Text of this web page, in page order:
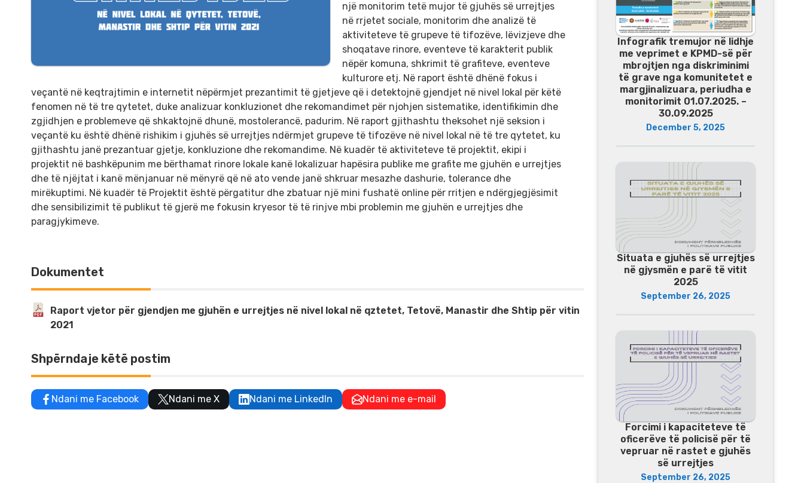
një monitorim tetë mujor të gjuhës së urrejtjes
në rrjetet sociale, monitorim dhe analizë të
aktiviteteve të grupeve të tifozëve, lëvizjeve dhe
shoqatave rinore, eventeve të karakterit publik
nëpër komuna, shkrimit të grafiteve, eventeve
kulturore etj. Në raport është dhënë fokus i
veçantë në keqtrajtimin e internetit nëpërmjet prezantimit të gjetjeve që i detektojnë gjendjet në nivel lokal për këtë
fenomen në të tre qytetet, duke analizuar konkluzionet dhe rekomandimet për njohjen sistematike, identifikimin dhe
zgjidhjen e problemeve që shkaktojnë dhunë, mostolerancë, padurim. Në raport gjithashtu theksohet një seksion i
veçantë ku është dhënë rishikim i gjuhës së urrejtjes ndërmjet grupeve të tifozëve në nivel lokal në të tre qytetet, ku
gjithashtu janë prezantuar gjetje, konkluzione dhe rekomandime. Në kuadër të aktiviteteve të projektit, ekipi i
projektit në bashkëpunim me bërthamat rinore lokale kanë lokalizuar hapësira publike me grafite me gjuhën e urrejtjes
dhe të njëjtat i kanë mënjanuar në mënyrë që në ato vende janë shkruar mesazhe dashurie, tolerance dhe
mirëkuptimi. Në kuadër të Projektit është përgatitur dhe zbatuar një mini fushatë online për rritjen e ndërgjegjësimit
dhe sensibilizimit të publikut të gjerë me fokusin kryesor të të rinjve mbi problemin me gjuhën e urrejtjes dhe
paragjykimeve.
Dokumentet
Raport vjetor për gjendjen me gjuhën e urrejtjes në nivel lokal në qztetet, Tetovë, Manastir dhe Shtip për vitin
2021
Shpërndaje këtë postim
Ndani me Facebook Ndani me X Ndani me LinkedIn Ndani me e-mail
Infografik tremujor në lidhje
me veprimet e KPMD-së për
mbrojtjen nga diskriminimi
të grave nga komunitetet e
margjinalizuara, periudha e
monitorimit 01.07.2025. –
30.09.2025
December 5, 2025
Situata e gjuhës së urrejtjes
në gjysmën e parë të vitit
2025
September 26, 2025
Forcimi i kapaciteteve të
oficerëve të policisë për të
vepruar në rastet e gjuhës
së urrejtjes
September 26, 2025